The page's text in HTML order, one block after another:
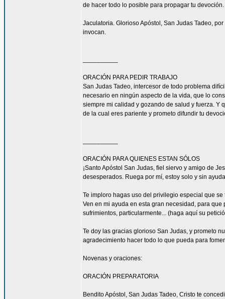
de hacer todo lo posible para propagar tu devoción.
Jaculatoria. Glorioso Apóstol, San Judas Tadeo,
invocan.
ORACIÓN PARA PEDIR TRABAJO
San Judas Tadeo, intercesor de todo problema
necesario en ningún aspecto de la vida, que lo
siempre mi calidad y gozando de salud y fuerza. Y
de la cual eres pariente y prometo difundir tu
ORACIÓN PARA QUIENES ESTAN SÓLOS
¡Santo Apóstol San Judas, fiel siervo y amigo de
desesperados. Ruega por mí, estoy solo y sin
Te imploro hagas uso del privilegio especial que
Ven en mi ayuda en esta gran necesidad, para
sufrimientos, particularmente... (haga aquí su
Te doy las gracias glorioso San Judas, y prometo
agradecimiento hacer todo lo que pueda para
Novenas y oraciones:
ORACIÓN PREPARATORIA
Bendito Apóstol, San Judas Tadeo, Cristo te